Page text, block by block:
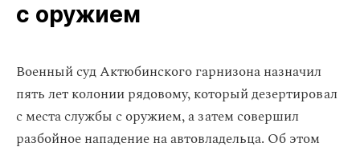
с оружием
Военный суд Актюбинского гарнизона назначил
пять лет колонии рядовому, который дезертировал
с места службы с оружием, а затем совершил
разбойное нападение на автовладельца. Об этом